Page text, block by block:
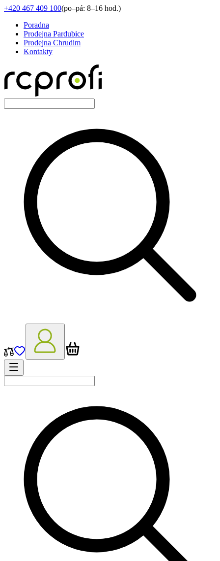
+420 467 409 100(po–pá: 8–16 hod.)
Poradna
Prodejna Pardubice
Prodejna Chrudim
Kontakty